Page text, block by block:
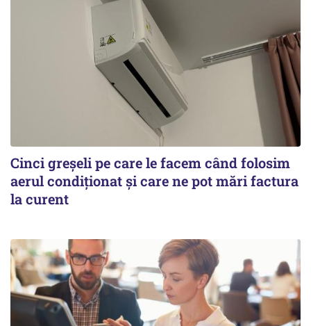
Cinci greșeli pe care le facem când folosim
aerul condiționat și care ne pot mări factura
la curent